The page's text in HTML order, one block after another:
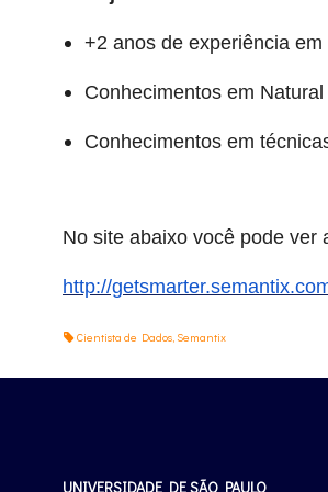
+2 anos de experiência
Conhecimentos em
Conhecimentos em
No site abaixo você pode ver
http://
Cientista de Dados, Semantix
UNIVERSIDADE DE SÃO PAULO